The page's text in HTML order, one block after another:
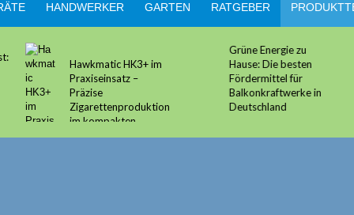
HANDWERKER GARTEN RATGEBER
Hause: Die besten
Fördermittel für
Balkonkraftwerke in
Deutschland
Klimaanlagen • Arten,
Fuktionen und
Vorteile